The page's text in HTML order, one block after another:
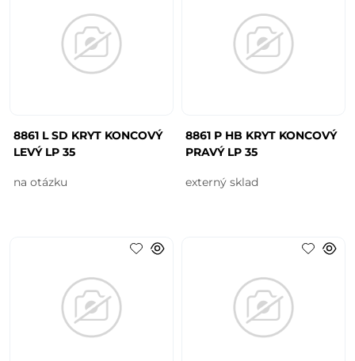
8861 L SD KRYT KONCOVÝ
LEVÝ LP 35
na otázku
8861 P HB KRYT KONCOVÝ
PRAVÝ LP 35
externý sklad